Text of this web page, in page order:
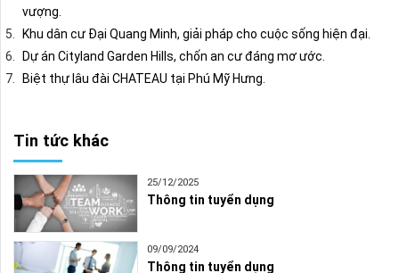
vượng.
Khu dân cư Đại Quang Minh, giải pháp cho cuộc sống hiện đại.
Dự án Cityland Garden Hills, chốn an cư đáng mơ ước.
Biệt thự lâu đài CHATEAU tại Phú Mỹ Hưng.
Tin tức khác
25/12/2025
Thông tin tuyển dụng
09/09/2024
Thông tin tuyển dụng